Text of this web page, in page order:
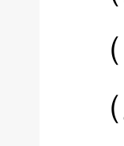
（
（